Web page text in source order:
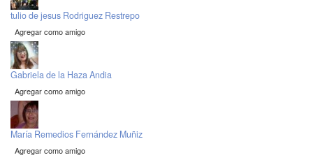
tulio de jesus Rodriguez Restrepo
Agregar como amigo
Gabriela de la Haza Andia
Agregar como amigo
María Remedios Fernández Muñiz
Agregar como amigo